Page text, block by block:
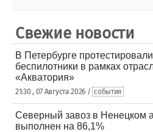
Свежие новости
В Петербурге
беспилотники в рамках
«Акватория»
21:30 , 07 Августа 2026 / события
Северный завоз в Ненецком
выполнен на 86,1%